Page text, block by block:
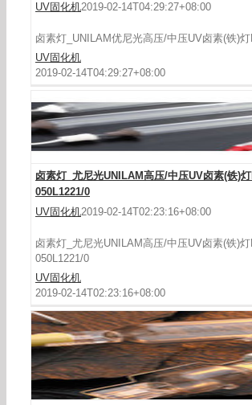
UV固化机2019-02-14T04:29:27+08:00
卤素灯_UNILAM优尼光高压/中压UV卤素(铁)灯
UV固化机
2019-02-14T04:29:27+08:00
卤素灯_尤尼光UNILAM高压/中压UV
MFUV-050L1221/0
卤素灯_尤尼光UNILAM高压/中压UV卤素(铁)
050L1221/0
UV固化机2019-02-14T02:23:16+08:00
卤素灯_尤尼光UNILAM高压/中压UV卤素(铁)
050L1221/0
UV固化机
2019-02-14T02:23:16+08:00
卤素灯_尤尼光UNILAM高压/中压UV
MFUV-080L1481/O